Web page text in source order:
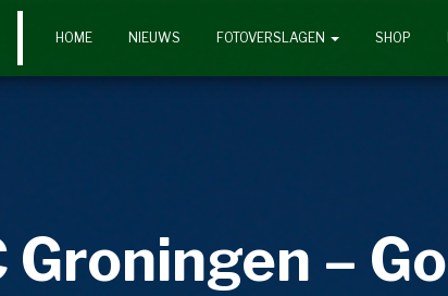
HOME NIEUWS FOTOVERSLAGEN SHOP
– Go